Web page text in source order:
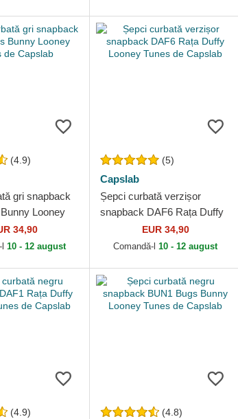
(4.9)
gri snapback
Looney
34,90
l10 - 12 august
(5)
Capslab
Șepci curbată verzișor
snapback DAF6 Rața Duffy
Looney Tunes de Capslab
EUR 34,90
Comandă-l10 - 12 august
(4.9) (4.8)